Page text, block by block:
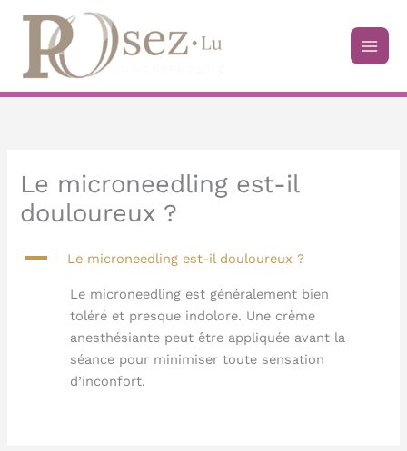
contenu
Le microneedling est-il
douloureux ?
A Le microneedling est-il douloureux ?
Le microneedling est généralement bien
toléré et presque indolore. Une crème
anesthésiante peut être appliquée avant la
séance pour minimiser toute sensation
d’inconfort.